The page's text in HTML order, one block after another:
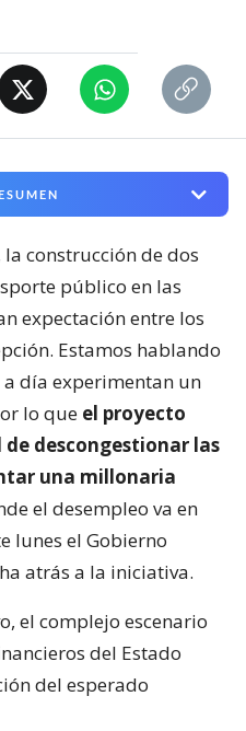
construcción de dos
público en las
expectación entre los
Estamos hablando
día experimentan un
lo que el proyecto
descongestionar las
una millonaria
el desempleo va en
lunes el Gobierno
atrás a la iniciativa.
el complejo escenario
del Estado
del esperado